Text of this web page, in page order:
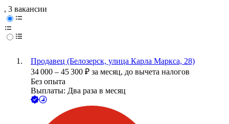
, 3 вакансии
Продавец (Белозерск, улица Карла Маркса, 28)
34 000 – 45 300 ₽ за месяц, до вычета налогов
Без опыта
Выплаты: Два раза в месяц